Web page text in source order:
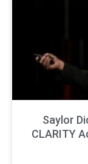
Saylor
CLARITY